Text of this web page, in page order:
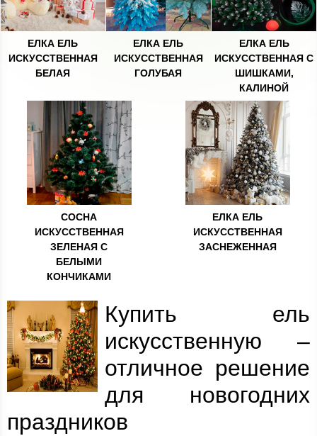
ЕЛКА ЕЛЬ
ИСКУССТВЕННАЯ
БЕЛАЯ
ЕЛКА ЕЛЬ
ИСКУССТВЕННАЯ
ГОЛУБАЯ
ЕЛКА ЕЛЬ
ИСКУССТВЕННАЯ С
ШИШКАМИ,
КАЛИНОЙ
СОСНА
ИСКУССТВЕННАЯ
ЗЕЛЕНАЯ С
БЕЛЫМИ
КОНЧИКАМИ
ЕЛКА ЕЛЬ
ИСКУССТВЕННАЯ
ЗАСНЕЖЕННАЯ
Купить ель
искусственную –
отличное решение
для новогодних
праздников